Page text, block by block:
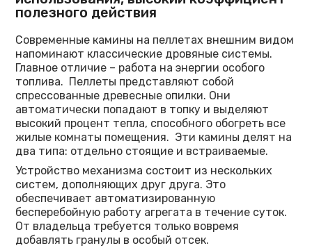
полезного действия
Современные камины на пеллетах внешним видом
напоминают классические дровяные системы.
Главное отличие – работа на энергии особого
топлива. Пеллеты представляют собой
спрессованные древесные опилки. Они
автоматически попадают в топку и выделяют
высокий процент тепла, способного обогреть все
жилые комнаты помещения. Эти камины делят на
два типа: отдельно стоящие и встраиваемые.
Устройство механизма состоит из нескольких
систем, дополняющих друг друга. Это
обеспечивает автоматизированную
бесперебойную работу агрегата в течение суток.
От владельца требуется только вовремя
добавлять гранулы в особый отсек.